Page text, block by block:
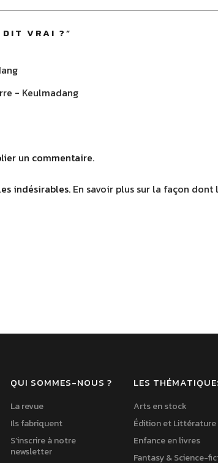
DIT VRAI ?”
- Keulmadang
un commentaire.
indésirables. En savoir plus sur la façon
QUI SOMMES-NOUS ?
La revue
Ils fabriquent
S’inscrire à notre
newsletter
LES
Arts en stock
Édition et Littérature
Enfance en livres
Fantasy & Science-